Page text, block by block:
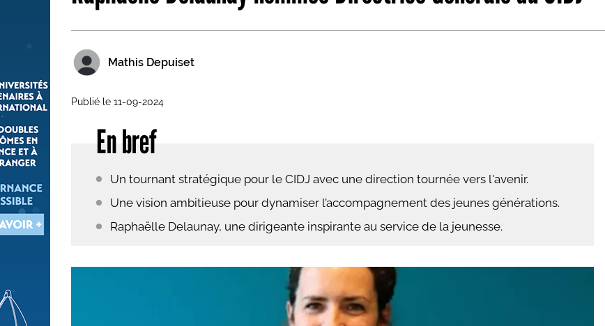
Avec nos focus métiers
Mathis Depuiset
Publié le 11-09-2024
En bref
Un tournant stratégique pour le CIDJ avec une direction tournée vers l'avenir.
Une vision ambitieuse pour dynamiser l’accompagnement des jeunes générations.
Raphaëlle Delaunay, une dirigeante inspirante au service de la jeunesse.